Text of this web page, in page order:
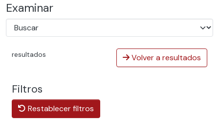
Examinar
resultados Volver a resultados
Filtros
Restablecer filtros